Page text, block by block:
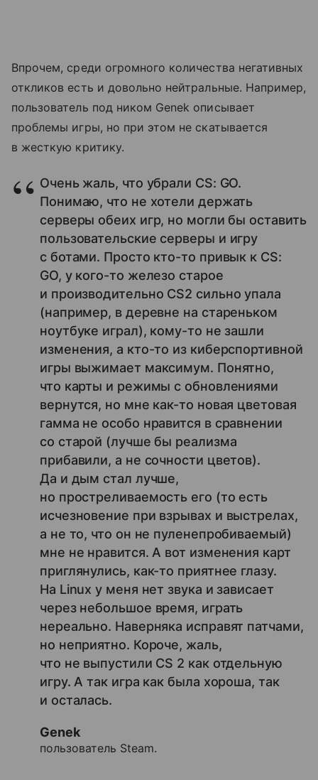
Впрочем, среди огромного количества негативных
откликов есть и довольно нейтральные. Например,
пользователь под ником Genek описывает
проблемы игры, но при этом не скатывается
в жесткую критику.
Очень жаль, что убрали CS: GO.
Понимаю, что не хотели держать
серверы обеих игр, но могли бы оставить
пользовательские серверы и игру
с ботами. Просто кто-то привык к CS:
GO, у кого-то железо старое
и производительно CS2 сильно упала
(например, в деревне на стареньком
ноутбуке играл), кому-то не зашли
изменения, а кто-то из киберспортивной
игры выжимает максимум. Понятно,
что карты и режимы с обновлениями
вернутся, но мне как-то новая цветовая
гамма не особо нравится в сравнении
со старой (лучше бы реализма
прибавили, а не сочности цветов).
Да и дым стал лучше,
но простреливаемость его (то есть
исчезновение при взрывах и выстрелах,
а не то, что он не пуленепробиваемый)
мне не нравится. А вот изменения карт
приглянулись, как-то приятнее глазу.
На Linux у меня нет звука и зависает
через небольшое время, играть
нереально. Наверняка исправят патчами,
но неприятно. Короче, жаль,
что не выпустили CS 2 как отдельную
игру. А так игра как была хороша, так
и осталась.
Genek
пользователь Steam.